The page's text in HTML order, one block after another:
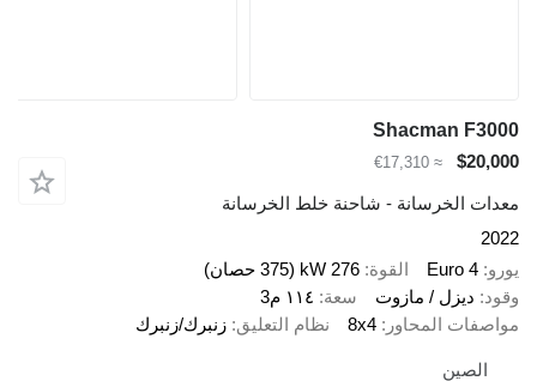
Shacman F3000
$20,000
≈ €17,310
معدات الخرسانة - شاحنة خلط الخرسانة
2022
يورو Euro 4 القوة 276 kW (375 حصان)
وقود ديزل / مازوت سعة ١١٤ م3
مواصفات المحاور
8x4 نظام التعليق زنبرك/زنبرك
الصين